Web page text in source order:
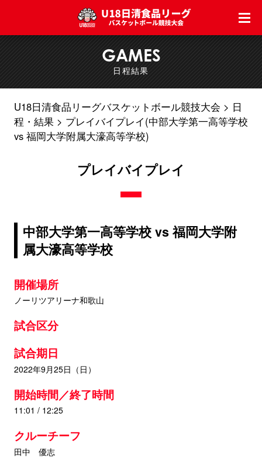
GAMES
日程結果
U18日清食品リーグバスケットボール競技大会
日
程・結果
プレイバイプレイ(中部大学第一高等学校
vs 福岡大学附属大濠高等学校)
プレイバイプレイ
中部大学第一高等学校 vs 福岡大学附
属大濠高等学校
開催場所
ノーリツアリーナ和歌山
試合区分
試合期日
2022年9月25日（日）
開始時間／終了時間
11:01 / 12:25
クルーチーフ
田中 優志